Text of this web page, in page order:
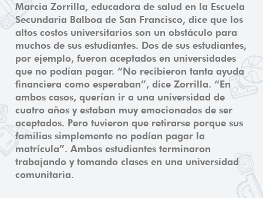
Marcia Zorrilla, educadora de salud en la Escuela
Secundaria Balboa de San Francisco, dice que los
altos costos universitarios son un obstáculo para
muchos de sus estudiantes. Dos de sus estudiantes,
por ejemplo, fueron aceptados en universidades
que no podían pagar. “No recibieron tanta ayuda
financiera como esperaban”, dice Zorrilla. “En
ambos casos, querían ir a una universidad de
cuatro años y estaban muy emocionados de ser
aceptados. Pero tuvieron que retirarse porque sus
familias simplemente no podían pagar la
matrícula”. Ambos estudiantes terminaron
trabajando y tomando clases en una universidad
comunitaria.